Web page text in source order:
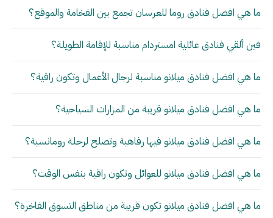
ما هي افضل فنادق روما للعرسان تجمع بين الفخامة والموقع؟
فين ألقي فنادق عائلية امستردام مناسبة للإقامة الطويلة؟
ما هي افضل فنادق ميلانو مناسبة لرجال الأعمال وتكون راقية؟
ما هي افضل فنادق ميلانو قريبة من المزارات السياحية؟
ما هي افضل فنادق ميلانو فيها رفاهية وتصلح لرحلة رومانسية؟
ما هي افضل فنادق ميلانو للعوائل وتكون راقية بنفس الوقت؟
ما هي افضل فنادق ميلانو تكون قريبة من مناطق التسوق الفاخرة؟